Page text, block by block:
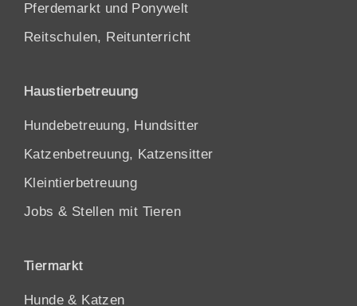
Pferdemarkt und Ponywelt
Reitschulen, Reitunterricht
Haustierbetreuung
Hundebetreuung, Hundsitter
Katzenbetreuung, Katzensitter
Kleintierbetreuung
Jobs & Stellen mit Tieren
Tiermarkt
Hunde & Katzen